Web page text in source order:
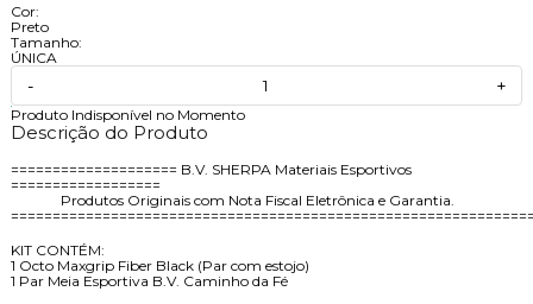
Cor:
Preto
Tamanho:
ÚNICA
- +
Produto Indisponível no Momento
Descrição do Produto
==================== B.V. SHERPA Materiais Esportivos
==================
Produtos Originais com Nota Fiscal Eletrônica e Garantia.
KIT CONTÉM:
1 Octo Maxgrip Fiber Black (Par com estojo)
1 Par Meia Esportiva B.V. Caminho da Fé